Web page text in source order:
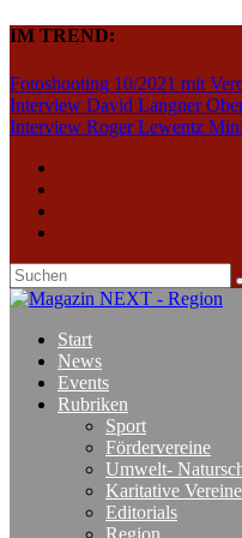
IM TREND:
Fotoshooting 10/2021 mit
Interview David Langner
Interview Roger Lewentz
Start
News
Events
Rubriken
Sport
Fördervereine
Umwelt-
Karitative Vereine
Editorials
Region